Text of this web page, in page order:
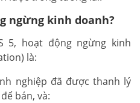
ngừng kinh doanh?
5, hoạt động ngừng kinh
là:
nghiệp đã được thanh lý
bán, và: